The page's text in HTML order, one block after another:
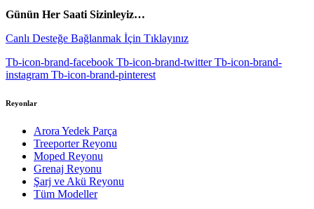
Günün Her Saati Sizinleyiz…
Canlı Desteğe Bağlanmak İçin Tıklayınız
Tb-icon-brand-facebook Tb-icon-brand-twitter Tb-icon-brand-
instagram Tb-icon-brand-pinterest
Reyonlar
Arora Yedek Parça
Treeporter Reyonu
Moped Reyonu
Grenaj Reyonu
Şarj ve Akü Reyonu
Tüm Modeller